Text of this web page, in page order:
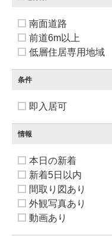
南面道路
前道6m以上
低層住居専用地域
条件
即入居可
情報
本日の新着
新着5日以内
間取り図あり
外観写真あり
動画あり